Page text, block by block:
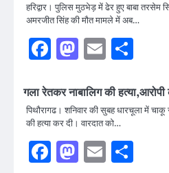
हरिद्वार। पुलिस मुठभेड़ में ढेर हुए बाबा तरसेम
अमरजीत सिंह की मौत मामले में अब…
Facebook
Mastodon
Email
गला रेतकर नाबालिग की
पिथौरागढ। शनिवार की सुबह धारचूला में
की हत्या कर दी। वारदात को…
Facebook
Mastodon
Email